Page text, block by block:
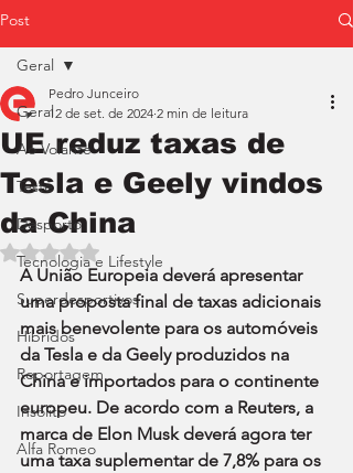
Post
Geral
Ao Volante
Teste
Desporto
Tecnologia e Lifestyle
Superdesportivos
Híbridos
Reportagem
Insólito
Alfa Romeo
Geral
UE reduz taxas de
Tesla e Geely vindos
da China
Pedro Junceiro
12 de set. de 2024 2 min de leitura
Avaliado com NaN de 5 estrelas.
A União Europeia deverá apresentar
uma proposta final de taxas adicionais
mais benevolente para os automóveis
da Tesla e da Geely produzidos na
China e importados para o continente
europeu. De acordo com a Reuters, a
marca de Elon Musk deverá agora ter
uma taxa suplementar de 7,8% para os